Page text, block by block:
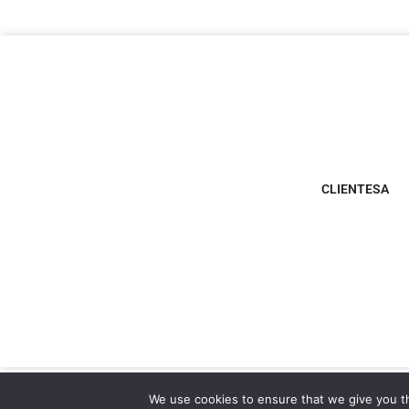
CLIENTESA
We use cookies to ensure that we give you